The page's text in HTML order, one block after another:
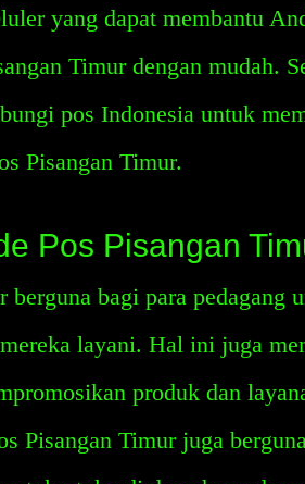
yang dapat membantu
Timur dengan mudah.
pos Indonesia untuk
Pisangan Timur.
Pos Pisangan
berguna bagi para pedagang
layani. Hal ini juga
produk dan
Pisangan Timur juga